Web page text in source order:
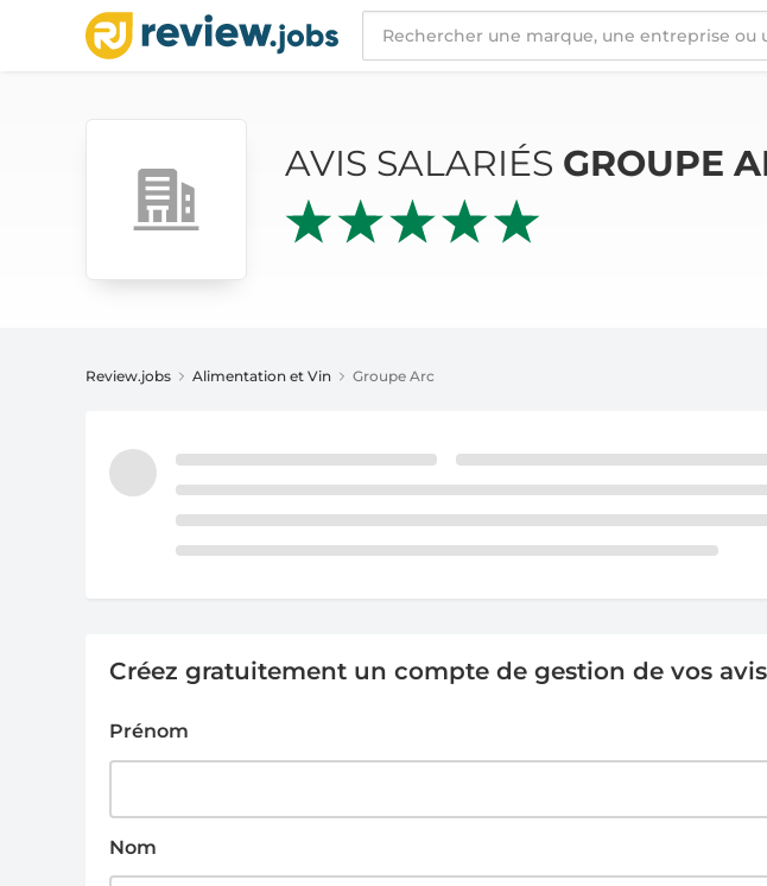
AVIS SALARIÉS GROUPE ARC
AVIS SALARIÉS GROUPE
Review.jobs Alimentation et Vin Groupe Arc
Créez gratuitement un compte de gestion de vos
Prénom
Nom